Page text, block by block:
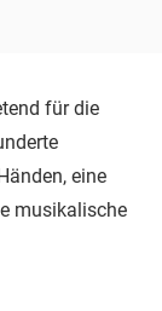
für die
eine
musikalische